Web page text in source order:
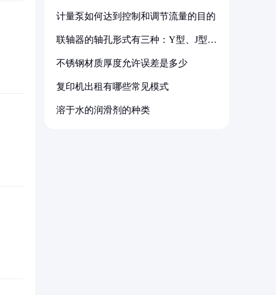
计量泵如何达到控制和调节流量的目的
联轴器的轴孔形式有三种：Y型、J型、
不锈钢材质厚度允许误差是多少
复印机出租有哪些常见模式
溶于水的润滑剂的种类